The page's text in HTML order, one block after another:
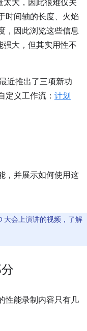
太大，因此很难仅关
时间轴的长度、火焰
，因此浏览这些信息
强大，但其实用性不
近推出了三项新功
定义工作流： 计划
，并展示如何使用这
大会上演讲的视频，了解
性能录制内容只有几